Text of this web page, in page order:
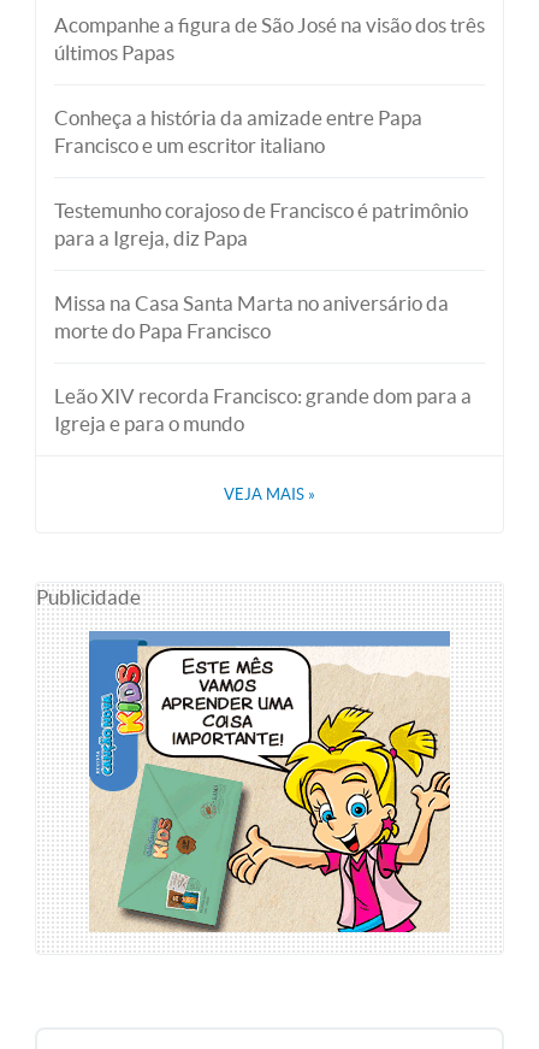
Acompanhe a figura de São José na visão dos três
últimos Papas
Conheça a história da amizade entre Papa
Francisco e um escritor italiano
Testemunho corajoso de Francisco é patrimônio
para a Igreja, diz Papa
Missa na Casa Santa Marta no aniversário da
morte do Papa Francisco
Leão XIV recorda Francisco: grande dom para a
Igreja e para o mundo
VEJA MAIS »
Publicidade